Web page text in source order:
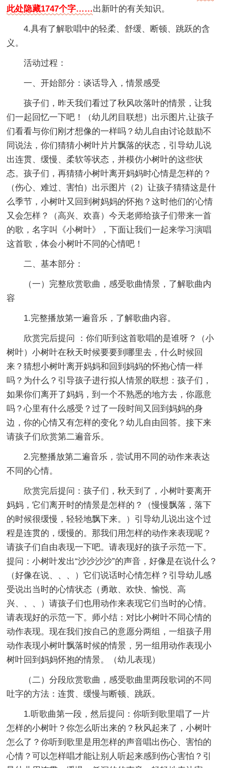
此处隐藏1747个字……出新叶的有关知识。
4.具有了解歌唱中的轻柔、舒缓、断顿、跳跃的含
义。
活动过程：
一、开始部分：谈话导入，情景感受
孩子们，昨天我们看过了秋风吹落叶的情景，让我
们一起回忆一下吧！（幼儿闭目联想）出示图片,让孩子
们看看与你们刚才想像的一样吗？幼儿自由讨论鼓励不
同说法，你们猜猜小树叶片片飘落的状态，引导幼儿说
出连贯、缓慢、柔软等状态，并模仿小树叶的这些状
态。孩子们，再猜猜小树叶离开妈妈时心情是怎样的？
（伤心、难过、害怕）出示图片（2）让孩子猜猜这是什
么季节，小树叶又回到树妈妈的怀抱？这时他们的'心情
又会怎样？（高兴、欢喜）今天老师给孩子们带来一首
的歌，名字叫《小树叶》，下面让我们一起来学习演唱
这首歌，体会小树叶不同的心情吧！
二、基本部分：
（一）完整欣赏歌曲，感受歌曲情景，了解歌曲内
容
1.完整播放第一遍音乐，了解歌曲内容。
欣赏完后提问 ：你们听到这首歌唱的是谁呀？（小
树叶）小树叶在秋天时候要要到哪里去，什么时候回
来？猜想小树叶离开妈妈和回到妈妈的怀抱心情一样
吗？为什么？引导孩子进行拟人情景的联想：孩子们，
如果你们离开了妈妈，到一个不熟悉的地方去，你愿意
吗？心里有什么感受？过了一段时间又回到妈妈的身
边，你的心情又有怎样的变化？幼儿自由回答。接下来
请孩子们欣赏第二遍音乐。
2.完整播放第二遍音乐，尝试用不同的动作来表达
不同的心情。
欣赏完后提问：孩子们，秋天到了，小树叶要离开
妈妈，它们离开时的情景是怎样的？（慢慢飘落，落下
的时候很缓慢，轻轻地飘下来。）引导幼儿说出这个过
程是连贯的，缓慢的。那我们用怎样的动作来表现呢？
请孩子们自由表现一下吧。请表现好的孩子示范一下。
提问：小树叶发出“沙沙沙沙”的声音，好像是在说什么？
（好像在说、、、）它们说话时心情怎样？引导幼儿感
受说出当时的心情状态（勇敢、欢快、愉悦、高
兴、、、）请孩子们也用动作来表现它们当时的心情。
请表现好的示范一下。师小结：对比小树叶不同心情的
动作表现。现在我们按自己的意愿分两组，一组孩子用
动作表现小树叶飘落时候的情景，另一组用动作表现小
树叶回到妈妈怀抱的情景。（幼儿表现）
（二）分段欣赏歌曲，感受歌曲里两段歌词的不同
吐字的方法：连贯、缓慢与断顿、跳跃。
1.听歌曲第一段，然后提问：你听到歌里唱了一片
怎样的小树叶？你怎么听出来的？秋风起来了，小树叶
怎么了？你听到歌里是用怎样的声音唱出伤心、害怕的
心情？可以怎样唱才能让别人听起来感到伤心害怕？引